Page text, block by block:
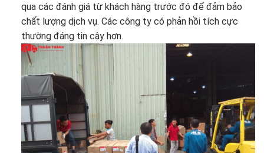
qua các đánh giá từ khách hàng trước đó để đảm bảo
chất lượng dịch vụ. Các công ty có phản hồi tích cực
thường đáng tin cậy hơn.